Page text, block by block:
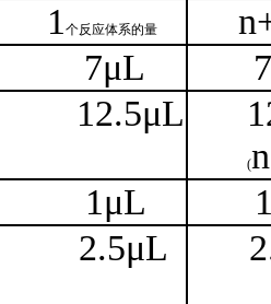
1 个反应体系的量
7μL
12.5μL
(
1μL
2.5μL 2